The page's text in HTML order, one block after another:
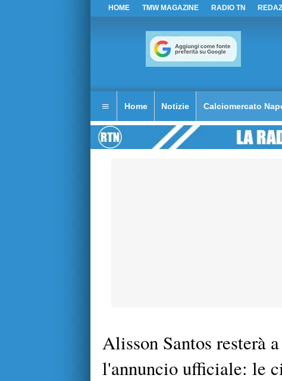
HOME TMW MAGAZINE RADIO TN
Home Notizie Calciomercato
Alisson Santos resterà
l'annuncio ufficiale: le